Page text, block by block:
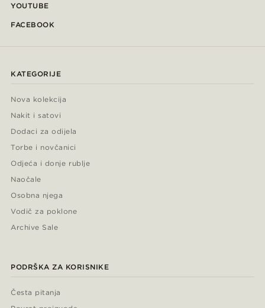
YOUTUBE
FACEBOOK
KATEGORIJE
Nova kolekcija
Nakit i satovi
Dodaci za odijela
Torbe i novčanici
Odjeća i donje rublje
Naočale
Osobna njega
Vodič za poklone
Archive Sale
PODRŠKA ZA KORISNIKE
Česta pitanja